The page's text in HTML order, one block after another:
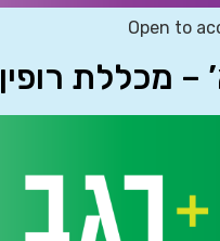
Open to
– מכללת רופין